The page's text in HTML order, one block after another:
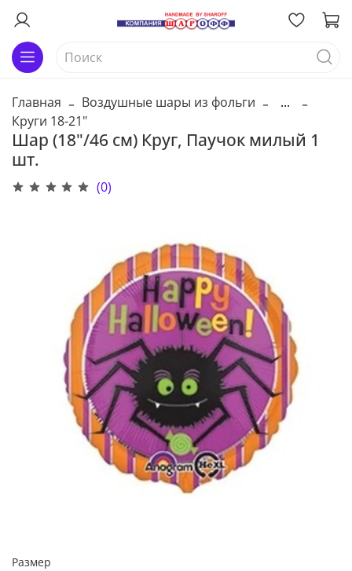
Главная Воздушные шары из фольги
...
Круги 18-21"
Шар (18"/46 см) Круг, Паучок милый 1
шт.
(0)
Размер